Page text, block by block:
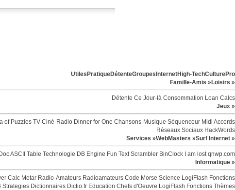
Utiles PratiqueDétenteGroupes InternetHigh-TechCulturePro
Famille-Amis » Loisirs »
Détente Ce Jour-là Consommation Loan Calcs
Jeux »
of Puzzles TV-Ciné-Radio Dinner for One Chansons-Musique Séquenceur Midi Accords
Réseaux Sociaux HackWords
Services »WebMasters »Surf Internet »
ASCII Table Technologie DB Engine Fun Text Scrambler BinClock I am lostqnwp.com
Informatique »
Calc Metar Radio-Amateurs Radioamateurs Code Morse Science LogiFlash Fonctions
Strategies Dictionnaires Dictio.fr Education Chefs d'Oeuvre LogiFlash Fonctions Thèmes